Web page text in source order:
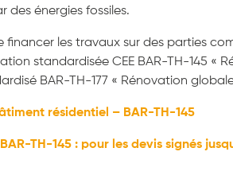
des énergies fossiles.
financer les travaux sur des parties
standardisée CEE BAR-TH-145 «
BAR-TH-177 « Rénovation
résidentiel – BAR-TH-145
R-TH-145 : pour les devis signés